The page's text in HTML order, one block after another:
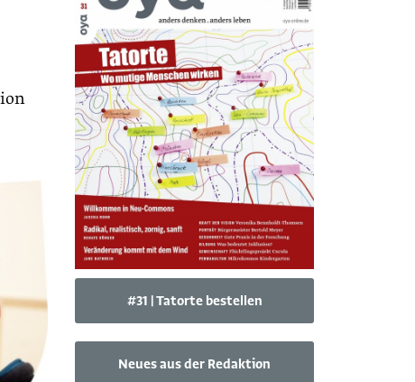
#31 | Tatorte bestellen
Neues aus der Redaktion